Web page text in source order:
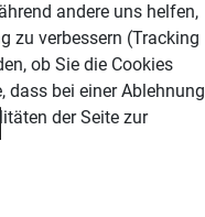
andere uns helfen,
zu verbessern (Tracking
ob Sie die Cookies
dass bei einer Ablehnung
der Seite zur